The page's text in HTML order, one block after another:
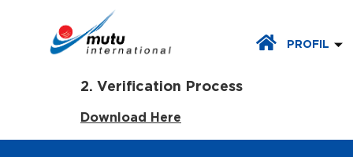
PROFIL
2. Verification Process
Download Here